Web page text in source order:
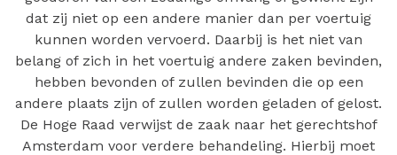
dat zij niet op een andere manier dan per voertuig
kunnen worden vervoerd. Daarbij is het niet van
belang of zich in het voertuig andere zaken bevinden,
hebben bevonden of zullen bevinden die op een
andere plaats zijn of zullen worden geladen of gelost.
De Hoge Raad verwijst de zaak naar het gerechtshof
Amsterdam voor verdere behandeling. Hierbij moet